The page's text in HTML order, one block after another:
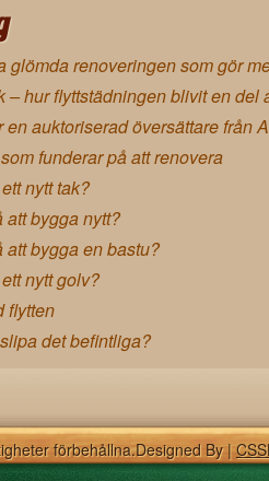
glömda renoveringen som gör
– hur flyttstädningen blivit en del
en auktoriserad översättare från
funderar på att renovera
nytt tak?
att bygga nytt?
att bygga en bastu?
nytt golv?
flytten
det befintliga?
förbehållna.Designed By |